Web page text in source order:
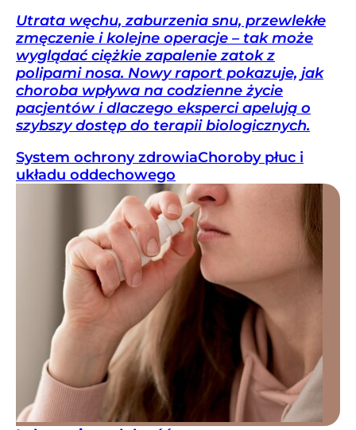
Utrata węchu, zaburzenia snu, przewlekłe
zmęczenie i kolejne operacje – tak może
wyglądać ciężkie zapalenie zatok z
polipami nosa. Nowy raport pokazuje, jak
choroba wpływa na codzienne życie
pacjentów i dlaczego eksperci apelują o
szybszy dostęp do terapii biologicznych.
System ochrony zdrowiaChoroby płuc i
układu oddechowego